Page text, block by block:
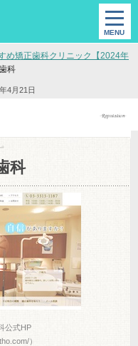
め矯正歯科クリニック【2024年
科
4月21日
科
公式HP
）